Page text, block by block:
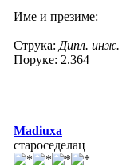
Име и презиме:
Струка: Дипл. инж.
Поруке: 2.364
Madiuxa
староседелац